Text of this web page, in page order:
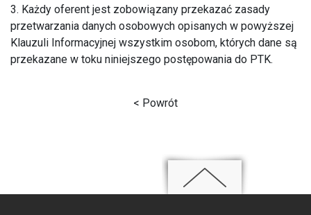
3. Każdy oferent jest zobowiązany przekazać zasady
przetwarzania danych osobowych opisanych w powyższej
Klauzuli Informacyjnej wszystkim osobom, których dane są
przekazane w toku niniejszego postępowania do PTK.
< Powrót